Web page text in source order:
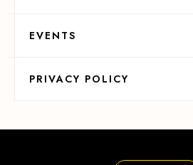
EVENTS
PRIVACY POLICY